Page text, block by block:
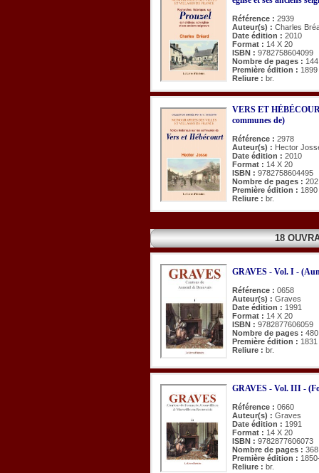
Référence : 2939
Auteur(s) : Charles
Date édition : 2010
Format : 14 X 20
ISBN : 9782758604099
Nombre de pages : 144
Première édition : 1899
Reliure : br.
VERS ET
communes de)
Référence : 2978
Auteur(s) : Hector
Date édition : 2010
Format : 14 X 20
ISBN : 9782758604495
Nombre de pages : 202
Première édition : 1890
Reliure : br.
18
GRAVES - Vol. I -
Référence : 0658
Auteur(s) : Graves
Date édition : 1991
Format : 14 X 20
ISBN : 9782877606059
Nombre de pages : 480
Première édition : 1831
Reliure : br.
GRAVES - Vol. III -
Référence : 0660
Auteur(s) : Graves
Date édition : 1991
Format : 14 X 20
ISBN : 9782877606073
Nombre de pages : 368
Première édition :
Reliure : br.